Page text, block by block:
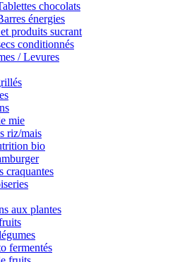
chocolats
énergies
produits sucrant
conditionnés
/ Levures
mie
riz/mais
bio
craquantes
aux plantes
fermentés